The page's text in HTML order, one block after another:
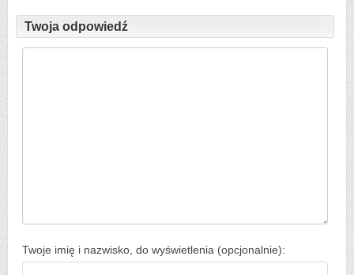
Twoja odpowiedź
Twoje imię i nazwisko, do wyświetlenia (opcjonalnie):